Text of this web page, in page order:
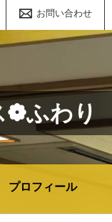
お問い合わせ
❁ふわり
プロフィール